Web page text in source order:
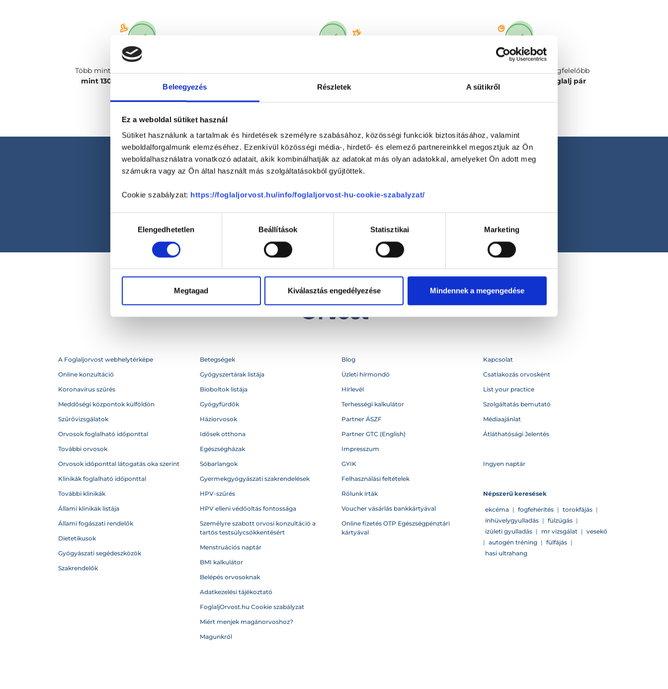
Beleegyezés Részletek A sütikről
Ez a weboldal sütiket használ
Sütiket használunk a tartalmak és hirdetések személyre szabásához, közösségi funkciók biztosításához, valamint
weboldalforgalmunk elemzéséhez. Ezenkívül közösségi média-, hirdető- és elemező partnereinkkel megosztjuk az Ön
weboldalhasználatra vonatkozó adatait, akik kombinálhatják az adatokat más olyan adatokkal, amelyeket Ön adott meg
számukra vagy az Ön által használt más szolgáltatásokból gyűjtöttek.
Cookie szabályzat: https://foglaljorvost.hu/info/foglaljorvost-hu-cookie-szabalyzat/
kiválasztásaElengedhetetlen Beállítások Statisztikai Marketing
Megtagad Kiválasztás engedélyezése Mindennek a megengedése
Több mint
mint 130 szakterületen
Válaszd ki a számodra legmegfelelőbb
foglalj pár
Telefon
(H-P: 8:00-20:00)
A Foglaljorvost webhelytérképe
Online konzultáció
Koronavírus szűrés
Meddőségi központok külföldön
Szűrővizsgálatok
Orvosok foglalható időponttal
További orvosok
Orvosok időponttal látogatás oka szerint
Klinikák foglalható időponttal
További klinikák
Állami klinikák listája
Állami fogászati rendelők
Dietetikusok
Gyógyászati segédeszközök
Szakrendelők
Betegségek
Gyógyszertárak listája
Bioboltok listája
Gyógyfürdők
Háziorvosok
Idősek otthona
Egészségházak
Sóbarlangok
Gyermekgyógyászati szakrendelések
HPV-szűrés
HPV elleni védőoltás fontossága
Személyre szabott orvosi konzultáció a
tartós testsúlycsökkentésért
Menstruációs naptár
BMI kalkulátor
Belépés orvosoknak
Adatkezelési tájékoztató
FoglaljOrvost.hu Cookie szabályzat
Miért menjek magánorvoshoz?
Magunkról
Blog
Üzleti hírmondó
Hírlevél
Terhességi kalkulátor
Partner ÁSZF
Partner GTC (English)
Impresszum
GYIK
Felhasználási feltételek
Rólunk írták
Voucher vásárlás bankkártyával
Online fizetés OTP Egészségpénztári
kártyával
Kapcsolat
Csatlakozás orvosként
List your practice
Szolgáltatás bemutató
Médiaajánlat
Átláthatósági Jelentés
Ingyen naptár
Népszerű keresések
ekcéma | fogfehérítés | torokfájás |
ínhüvelygyulladás | fülzúgás |
izületi gyulladás | mr vizsgálat | vesekő
| autogén tréning | fülfájás |
hasi ultrahang